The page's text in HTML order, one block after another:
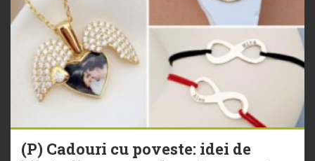
(P) Cadouri cu poveste: idei de